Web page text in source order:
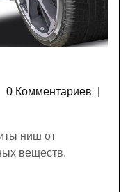
0 Комментариев
ниш от
веществ.